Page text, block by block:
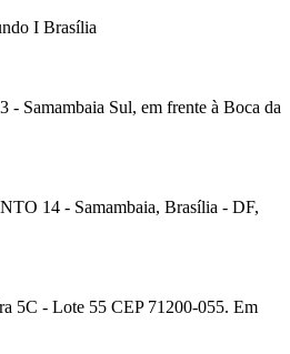
I Brasília
Samambaia Sul, em frente à Boca da
14 - Samambaia, Brasília - DF,
5C - Lote 55 CEP 71200-055. Em